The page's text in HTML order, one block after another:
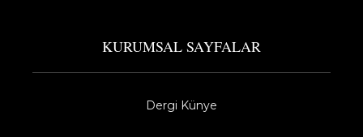
KURUMSAL SAYFALAR
Dergi Künye